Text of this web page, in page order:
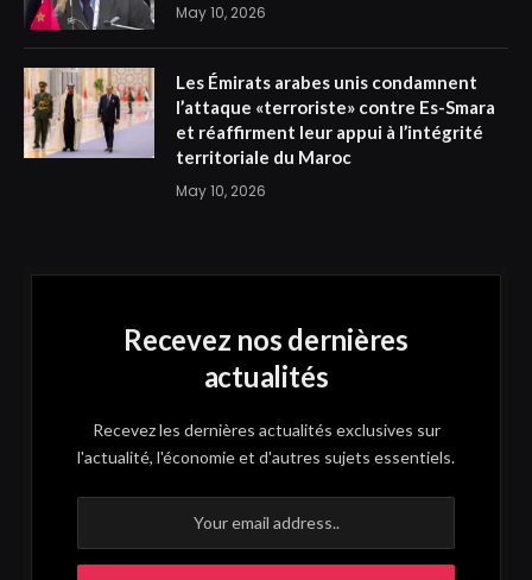
May 10, 2026
Les Émirats arabes unis condamnent
l’attaque «terroriste» contre Es-Smara
et réaffirment leur appui à l’intégrité
territoriale du Maroc
May 10, 2026
Recevez nos dernières
actualités
Recevez les dernières actualités exclusives sur
l'actualité, l'économie et d'autres sujets essentiels.